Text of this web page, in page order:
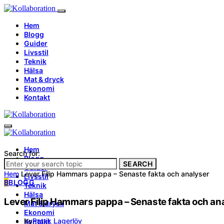
Hem
Blogg
Guider
Livsstil
Teknik
Hälsa
Mat & dryck
Ekonomi
Kontakt
Hem
Blogg
Guider
Livsstil
Teknik
Hälsa
Mat & dryck
Ekonomi
Kontakt
Search for:
SEARCH
Hem Lever Filip Hammars pappa – Senaste fakta och analyser
BBLOGG
Lever Filip Hammars pappa – Senaste fakta och
byPatrik Lagerlöv